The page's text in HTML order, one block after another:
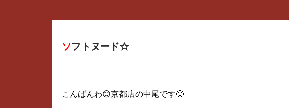
ソフトヌード☆
こんばんわ😊京都店の中尾です🙂